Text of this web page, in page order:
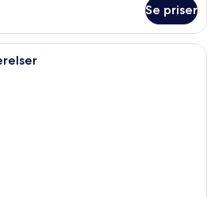
Se priser
Et overdækket udendørs